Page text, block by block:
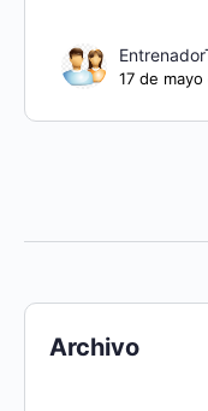
17 de
Archivo